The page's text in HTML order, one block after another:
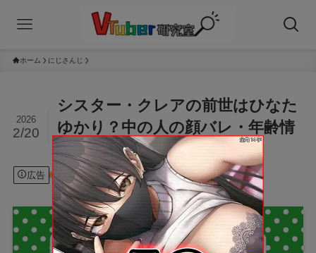
ホーム にじさんじ
シスター・クレアの前世はひなた
ゆかり？中の人の顔バレ・年齢情
報を調査！
2026
2/20
広告 にじさんじ 2026年2月20日